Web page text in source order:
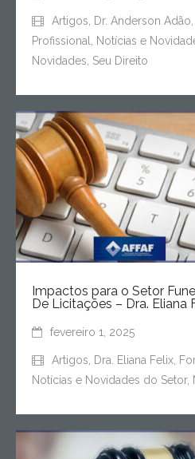
Artigos Dr. Anderson Adão
Profissional
Notícias e
Novidades Seu Direito
Impactos para o Setor
De Licitações – Dra. Eliana
fevereiro 1, 2025
Artigos Dra. Eliana Felix
Notícias e Novidades do Setor,